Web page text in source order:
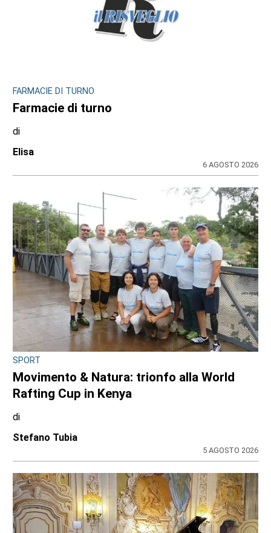
Sulle impalcature senza casco e sotto
l’afa: a Ciriè la sicurezza finisce nel mirino
dei cittadini, il dossier
di
Antonello Micali
6 AGOSTO 2026
SPORT
Addio a Gabriele Araudo, storica colonna
dell’Ardor San Francesco
di
Stefano Tubia